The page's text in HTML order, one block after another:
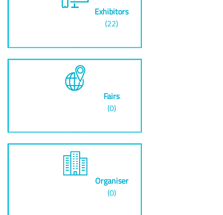
Exhibitors
(22)
Fairs
(0)
Organiser
(0)